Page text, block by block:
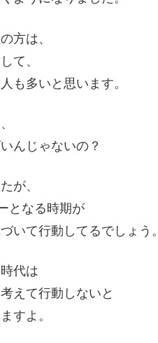
方は、
て、
も多いと思います。
んじゃないの？
が、
となる時期が
いて行動してるでしょう。
代は
えて行動しないと
すよ。